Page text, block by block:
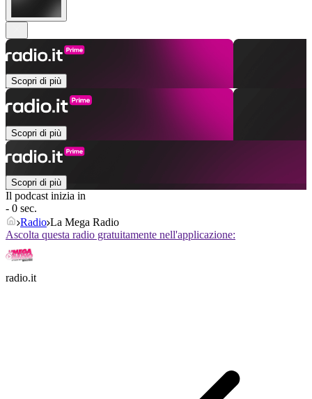
Scopri di più
Scopri di più
Scopri di più
Il podcast inizia in
- 0 sec.
Radio La Mega Radio
Ascolta questa radio gratuitamente nell'applicazione:
radio.it